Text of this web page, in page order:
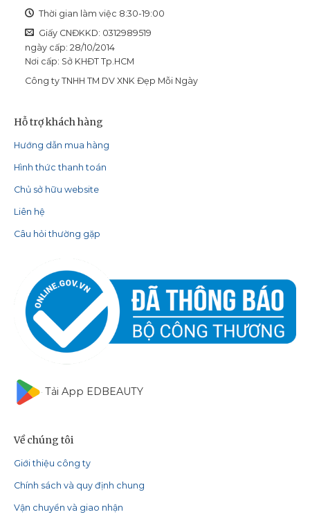
Thời gian làm việc 8:30-19:00
Giấy CNĐKKD: 0312989519
ngày cấp: 28/10/2014
Nơi cấp: Sở KHĐT Tp.HCM
Công ty TNHH TM DV XNK Đẹp Mỗi Ngày
Hỗ trợ khách hàng
Hướng dẫn mua hàng
Hình thức thanh toán
Chủ sở hữu website
Liên hệ
Câu hỏi thường gặp
Tải App EDBEAUTY
Về chúng tôi
Giới thiệu công ty
Chính sách và quy định chung
Vận chuyển và giao nhận